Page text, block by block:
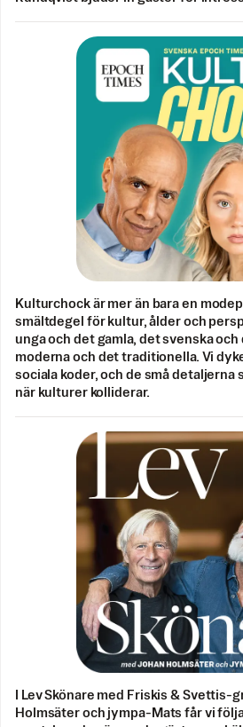
Kulturchock är mer än bara en
smältdegel för kultur, ålder och
unga och det gamla, det svenska
moderna och det traditionella. Vi
sociala koder, och de små detaljerna
när kulturer kolliderar.
I Lev Skönare med Friskis & Svettis-
Holmsäter och jympa-Mats får vi